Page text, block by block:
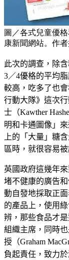
圖／各式兒童優
康新聞網站。作
此次的調查，除
3／4優格的平均
較高，吃多了也
行動大隊》這次
士（Kawther
明和卡通圖像」
上的「大量」糖
區時，就很容易
英國政府這幾年
堵不健康的廣告
動自發地採取正
的產品上，使用
辨，那些食品才
組織主席，同時
授（Graham
負起責任，致力